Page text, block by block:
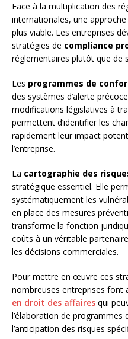
Face à la multiplication des
internationales, une
plus viable. Les entreprises
stratégies de compliance
réglementaires plutôt que de
Les programmes de
des systèmes d’alerte
modifications législatives à
permettent d’identifier les
rapidement leur impact
l’entreprise.
La cartographie des
stratégique essentiel. Elle
systématiquement les
en place des mesures
transforme la fonction
coûts à un véritable
les décisions commerciales.
Pour mettre en œuvre ces
nombreuses entreprises font
en droit des affaires qui
l’élaboration de
l’anticipation des risques